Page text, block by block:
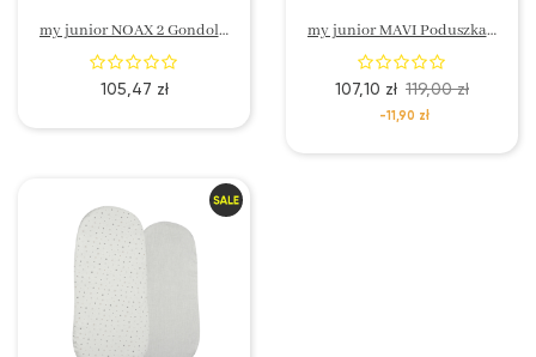
my junior NOAX 2 Gondolka Materac
105,47 zł
my junior MAVI Poduszka ergonomiczna
107,10 zł 119,00 zł
-11,90 zł